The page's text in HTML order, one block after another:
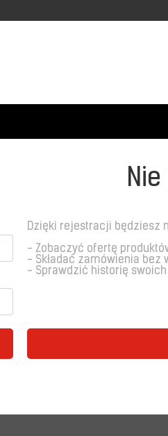
Dzięki rejestracji będziesz
- Zobaczyć ofertę
- Składać zamówienia bez
- Sprawdzić historię